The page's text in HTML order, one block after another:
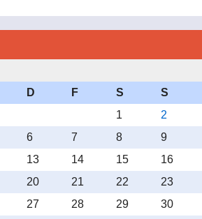
D F S
S
1
2
6 7 8
9
13 14 15
16
20 21 22
23
27 28 29
30